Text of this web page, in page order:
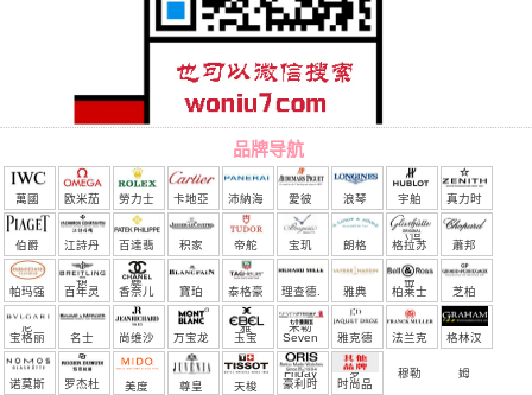
品牌导航
萬國 欧米茄 勞力士 卡地亞 沛納海 愛彼 浪琴 宇舶
（恒
宝）
真力时
伯爵 江詩丹
頓
百達翡
麗
积家 帝舵 宝玑 朗格 格拉苏
蒂
蕭邦
帕玛强
尼
百年灵 香奈儿 寶珀 泰格豪
雅
理查德.
米勒
雅典 柏莱士 芝柏
宝格丽 名士 尚维沙 万宝龙 玉宝 Seven
Friday
雅克德
罗
法兰克
穆勒
格林汉
姆
诺莫斯
罗杰杜 美度 尊皇 天梭 豪利时 时尚品